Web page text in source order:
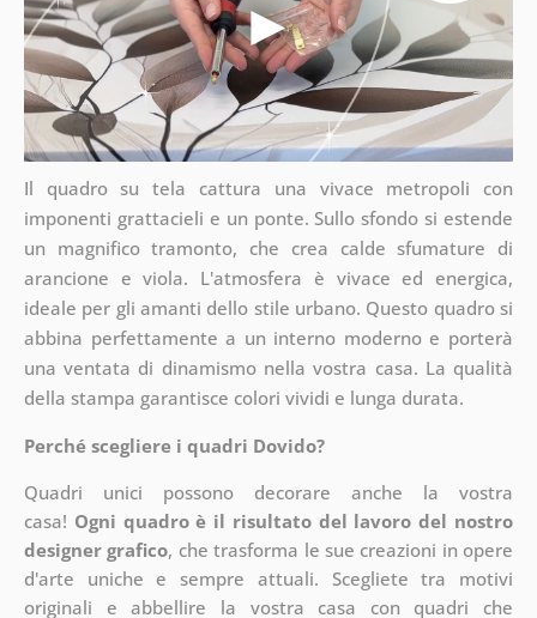
Il quadro su tela cattura una vivace metropoli con
imponenti grattacieli e un ponte. Sullo sfondo si estende
un magnifico tramonto, che crea calde sfumature di
arancione e viola. L'atmosfera è vivace ed energica,
ideale per gli amanti dello stile urbano. Questo quadro si
abbina perfettamente a un interno moderno e porterà
una ventata di dinamismo nella vostra casa. La qualità
della stampa garantisce colori vividi e lunga durata.
Perché scegliere i quadri Dovido?
Quadri unici possono decorare anche la vostra
casa! Ogni quadro è il risultato del lavoro del nostro
designer grafico, chetrasforma le sue creazioni in opere
d'arte uniche e sempre attuali. Scegliete tra motivi
originali e abbellire la vostra casa con quadri che